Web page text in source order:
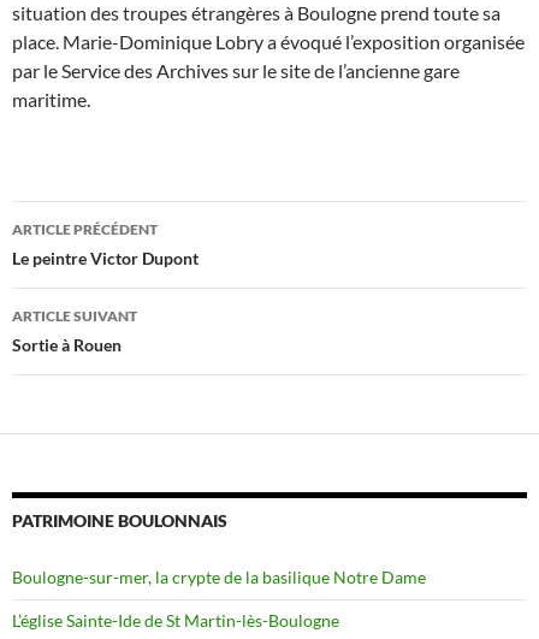
situation des troupes étrangères à Boulogne prend toute sa
place. Marie-Dominique Lobry a évoqué l’exposition organisée
par le Service des Archives sur le site de l’ancienne gare
maritime.
Navigation
des
articles
ARTICLE PRÉCÉDENT
Le peintre Victor Dupont
ARTICLE SUIVANT
Sortie à Rouen
PATRIMOINE BOULONNAIS
Boulogne-sur-mer, la crypte de la basilique Notre Dame
L’église Sainte-Ide de St Martin-lès-Boulogne